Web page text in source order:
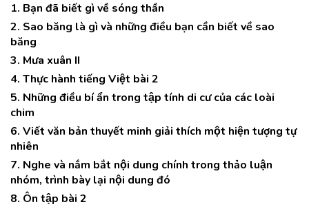
1. Bạn đã biết gì về sóng thần
2. Sao băng là gì và những điều bạn cần biết về sao
băng
3. Mưa xuân II
4. Thực hành tiếng Việt bài 2
5. Những điều bí ẩn trong tập tính di cư của các loài
chim
6. Viết văn bản thuyết minh giải thích một hiện tượng tự
nhiên
7. Nghe và nắm bắt nội dung chính trong thảo luận
nhóm, trình bày lại nội dung đó
8. Ôn tập bài 2